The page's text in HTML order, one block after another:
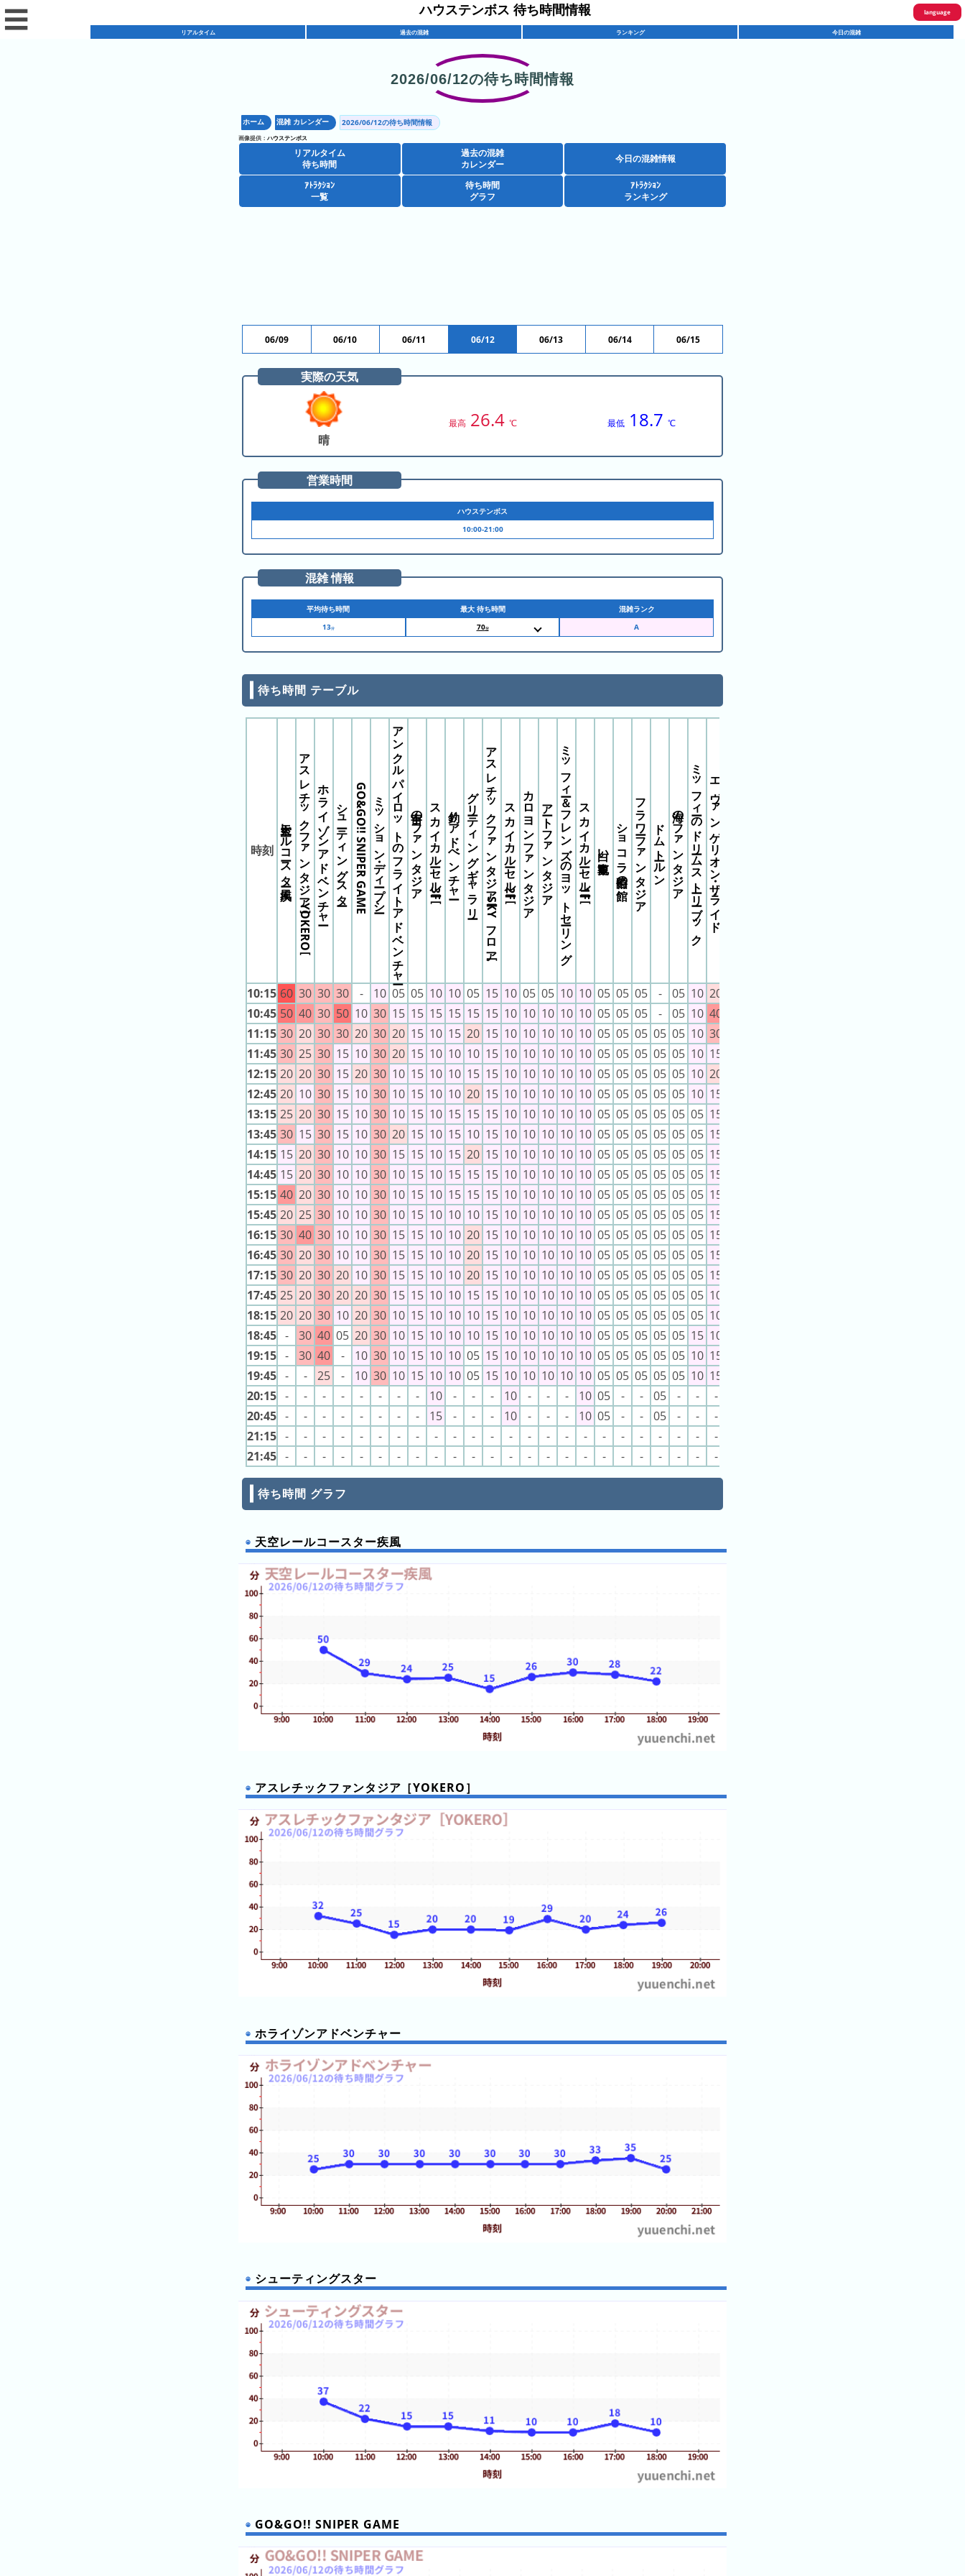
English
☰ ハウステンボス 待ち時間情報 language
リアルタイム 過去の混雑 ランキング 今日の混雑
2026/06/12の待ち時間情報
ホーム 混雑 カレンダー 2026/06/12の待ち時間情報
画像提供： ハウステンボス
リアルタイム
待ち時間
過去の混雑
カレンダー
今日の混雑情報
ｱﾄﾗｸｼｮﾝ
一覧
待ち時間
グラフ
ｱﾄﾗｸｼｮﾝ
ランキング
06/09 06/10 06/11 06/12 06/13 06/14 06/15
実際の天気
晴
最高 26.4 ℃ 最低 18.7 ℃
営業時間
ハウステンボス
10:00-21:00
混雑 情報
平均待ち時間
13分
最大 待ち時間
70分
10:30天空レールコースター疾風
混雑ランク
待ち時間 テーブル
時刻 天空レールコースター疾風アスレチックファンタジア［YOKERO］ホライゾンアドベンチャーシューティングスターGO&GO!! SNIPER GAMEミッション・ディープシーアンクルパイロットのフライトアドベンチャー宇宙のファンタジアスカイカルーセル［3F］釣りアドべンチャーグリーティングギャラリーアスレチックファンタジア［SKYフロア］スカイカルーセル［2F］カロヨンファンタジアアートファンタジアミッフィー＆フレンズのヨットセーリングスカイカルーセル［1F］ 白い観覧車 ショコラ伯爵の館フラワーファンタジアドムトールン海のファンタジアミッフィーのドリームストーリーブックエヴァンゲリオン・ザ・ライド
10:15 60 30 30 30 - 10 05 05 10 10 05 15 10 05 05 10 10 05 05 05 - 05 10 20
10:45 50 40 30 50 10 30 15 15 15 15 15 15 10 10 10 10 10 05 05 05 - 05 10 40
11:15 30 20 30 30 20 30 20 15 10 15 20 15 10 10 10 10 10 05 05 05 05 05 10 30
11:45 30 25 30 15 10 30 20 15 10 10 10 15 10 10 10 10 10 05 05 05 05 05 10 15
12:15 20 20 30 15 20 30 10 15 10 10 15 15 10 10 10 10 10 05 05 05 05 05 10 20
12:45 20 10 30 15 10 30 10 15 10 10 20 15 10 10 10 10 10 05 05 05 05 05 10 15
13:15 25 20 30 15 10 30 10 15 10 15 15 15 10 10 10 10 10 05 05 05 05 05 05 15
13:45 30 15 30 15 10 30 20 15 10 15 10 15 10 10 10 10 10 05 05 05 05 05 05 15
14:15 15 20 30 10 10 30 15 15 10 15 20 15 10 10 10 10 10 05 05 05 05 05 05 15
14:45 15 20 30 10 10 30 10 15 10 15 15 15 10 10 10 10 10 05 05 05 05 05 05 15
15:15 40 20 30 10 10 30 10 15 10 15 15 15 10 10 10 10 10 05 05 05 05 05 05 15
15:45 20 25 30 10 10 30 10 15 10 10 10 15 10 10 10 10 10 05 05 05 05 05 05 15
16:15 30 40 30 10 10 30 15 15 10 10 20 15 10 10 10 10 10 05 05 05 05 05 05 15
16:45 30 20 30 10 10 30 15 15 10 10 20 15 10 10 10 10 10 05 05 05 05 05 05 15
17:15 30 20 30 20 10 30 15 15 10 10 20 15 10 10 10 10 10 05 05 05 05 05 05 15
17:45 25 20 30 20 20 30 15 15 10 10 15 15 10 10 10 10 10 05 05 05 05 05 05 10
18:15 20 20 30 10 20 30 10 15 10 10 10 15 10 10 10 10 10 05 05 05 05 05 05 10
18:45 - 30 40 05 20 30 10 15 10 10 10 15 10 10 10 10 10 05 05 05 05 05 15 10
19:15 - 30 40 - 10 30 10 15 10 10 05 15 10 10 10 10 10 05 05 05 05 05 10 15
19:45 - - 25 - 10 30 10 15 10 10 05 15 10 10 10 10 10 05 05 05 05 05 10 15
20:15 - - - - - - - - 10 - - - 10 - - - 10 05 - - 05 - -
-
20:45 - - - - - - - - 15 - - - 10 - - - 10 05 - - 05 - -
-
21:15 - - - - - - - - - - - - - - - - - - - - - - -
-
21:45 - - - - - - - - - - - - - - - - - - - - - - - -
待ち時間 グラフ
天空レールコースター疾風
アスレチックファンタジア［YOKERO］
ホライゾンアドベンチャー
シューティングスター
GO&GO!! SNIPER GAME